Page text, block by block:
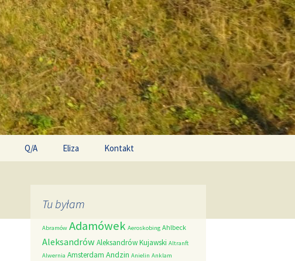
Q/A Eliza Kontakt
Tu byłam
Abramów Adamówek Aeroskobing Ahlbeck
AleksandrówAleksandrów Kujawski Altranft
Alwernia Amsterdam Andzin Anielin Anklam